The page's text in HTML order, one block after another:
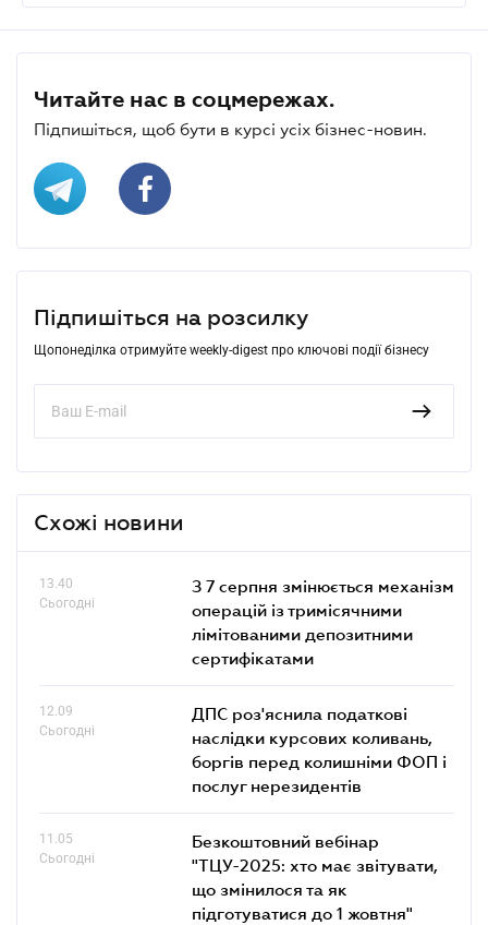
Читайте нас в соцмережах.
Підпишіться, щоб бути в курсі усіх бізнес-новин.
Підпишіться на розсилку
Щопонеділка отримуйте weekly-digest про ключові події бізнесу
Схожі новини
13.40
Сьогодні
З 7 серпня змінюється механізм
операцій із тримісячними
лімітованими депозитними
сертифікатами
12.09
Сьогодні
ДПС роз'яснила податкові
наслідки курсових коливань,
боргів перед колишніми ФОП і
послуг нерезидентів
11.05
Сьогодні
Безкоштовний вебінар
"ТЦУ-2025: хто має звітувати,
що змінилося та як
підготуватися до 1 жовтня"